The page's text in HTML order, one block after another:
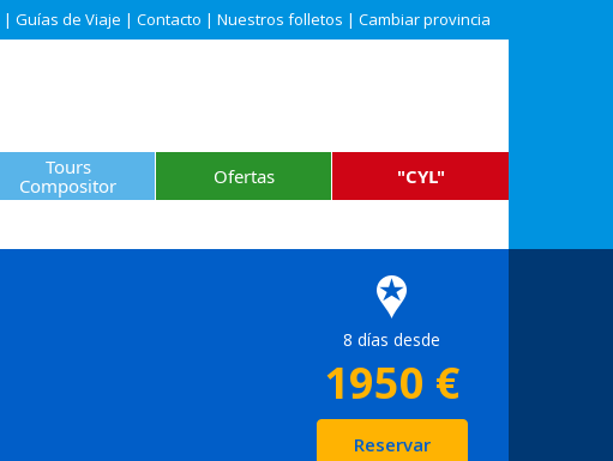
| Guías de Viaje | Contacto | Nuestros folletos | Cambiar provincia
Tours
Compositor
Ofertas "CYL"
8 días desde
1950 €
Reservar